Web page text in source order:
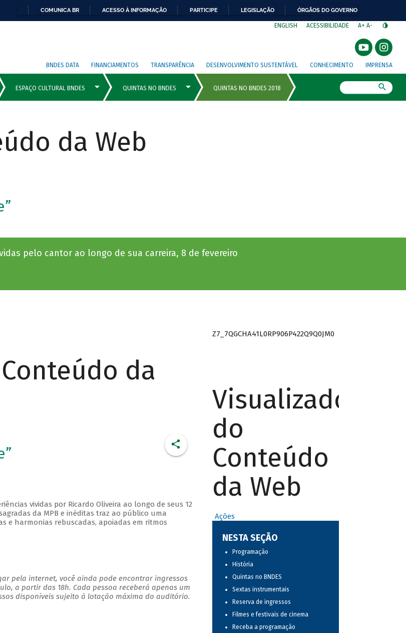
COMUNICA BR ACESSO À INFORMAÇÃO PARTICIPE LEGISLAÇÃO ÓRGÃOS DO GOVERNO
ENGLISH ACESSIBILIDADE A+ A-
BNDES DATA FINANCIAMENTOS TRANSPARÊNCIA DESENVOLVIMENTO SUSTENTÁVEL CONHECIMENTO IMPRENSA
da Web
pelo cantor ao longo de sua carreira, 8 de fevereiro
da
vividas por Ricardo Oliveira ao longo de seus 12
da MPB e inéditas traz ao público uma
e harmonias rebuscadas, apoiadas em ritmos
pela internet, você ainda pode encontrar ingressos
a partir das 18h. Cada pessoa receberá apenas um
disponíveis sujeito à lotação máxima do auditório.
Z7_7QGCHA41L0RP906P422Q9Q0JM0
Visualizador
do
Conteúdo
da Web
Ações
NESTA SEÇÃO
Programação
História
Quintas no BNDES
Sextas instrumentais
Reserva de ingressos
Filmes e festivais de cinema
Receba a programação